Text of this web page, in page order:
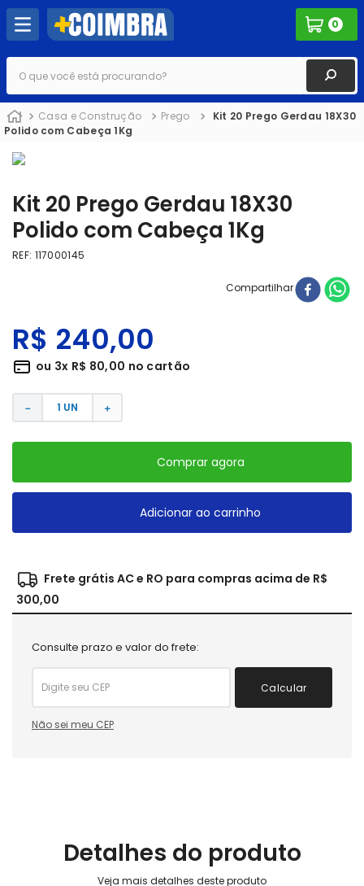
0
O que você está procurando?
Casa e Construção Prego
Kit 20 Prego Gerdau 18X30
Polido com Cabeça 1Kg
Kit 20 Prego Gerdau 18X30
Polido com Cabeça 1Kg
REF: 117000145
Compartilhar
R$ 240,00
ou 3x R$ 80,00 no cartão
＋
－
Comprar agora
Adicionar ao carrinho
Frete grátis AC e RO para compras acima de R$
300,00
Consulte prazo e valor do frete:
Calcular
Não sei meu CEP
Detalhes do produto